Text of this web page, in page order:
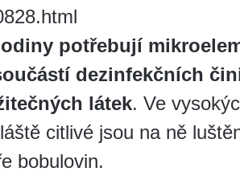
potřebují
dezinfekčních
látek. Ve
citlivé jsou na ně
bobulovin.